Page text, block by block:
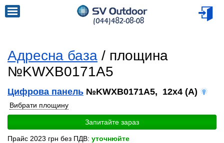
Адресна база / площина
№KWXB0171A5
Цифрова панель №KWXB0171A5, 12x4 (A)
Вибрати площину
Запитайте зараз
Прайс 2023 грн без ПДВ: уточнюйте